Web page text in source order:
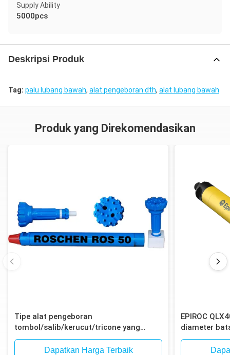
Supply Ability
5000pcs
Deskripsi Produk
Tag: palu lubang bawah, alat pengeboran dth, alat lubang bawah
Produk yang Direkomendasikan
Tipe alat pengeboran
tombol/salib/kerucut/tricone yang
efisien untuk pengeboran dengan palu
ke dalam lubang
Dapatkan Harga Terbaik
EPIROC
diameter
12-Spline
ledakan bijih